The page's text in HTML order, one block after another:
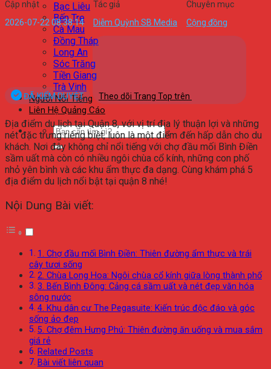
Bạc Liêu
Bến Tre
Cà Mau
Đồng Tháp
Long An
Sóc Trăng
Tiền Giang
Trà Vinh
Người Nổi Tiếng
Liên Hệ Quảng Cáo
Cập nhật
2026-07-22 08:38:14
Tác giả
Diễm Quỳnh SB Media
Chuyên mục
Cộng đồng
ĐÃ KIỂM DUYỆT Theo dõi Trang Top trên
Địa điểm du lịch tại Quận 8, với vị trí địa lý thuận lợi và những
nét đặc trưng riêng biệt, luôn là một điểm đến hấp dẫn cho du
khách. Nơi đây không chỉ nổi tiếng với chợ đầu mối Bình Điền
sầm uất mà còn có nhiều ngôi chùa cổ kính, những con phố
nhỏ yên bình và các khu ẩm thực đa dạng. Cùng khám phá 5
địa điểm du lịch nổi bật tại quận 8 nhé!
Nội Dung Bài viết:
1. Chợ đầu mối Bình Điền: Thiên đường ẩm thực và trái
cây tươi sống
2. Chùa Long Hoa: Ngôi chùa cổ kính giữa lòng thành phố
3. Bến Bình Đông: Cảng cá sầm uất và nét đẹp văn hóa
sông nước
4. Khu dân cư The Pegasuite: Kiến trúc độc đáo và góc
sống ảo đẹp
5. Chợ đêm Hưng Phú: Thiên đường ăn uống và mua sắm
giá rẻ
Related Posts
Bài viết liên quan